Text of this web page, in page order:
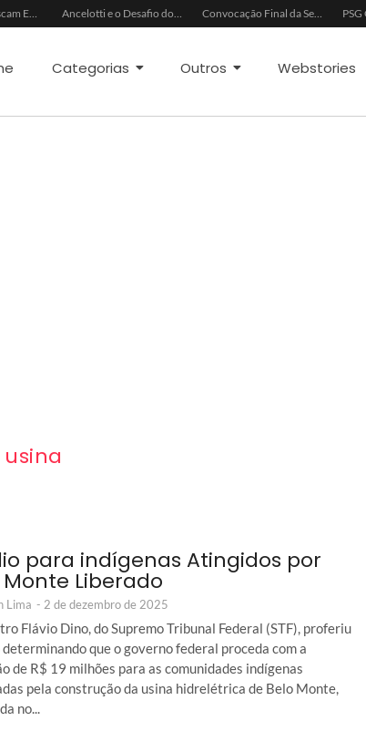
China e EUA Buscam Expansão do Comércio Agrícola Ancelotti e o Desafio dos Goleiros na Seleção Convocação Final da Seleção Brasileira para a Copa do Mundo 2026
Categorias Outros Webstories
usina
para indígenas Atingidos por
Monte Liberado
Lima - 2 de dezembro de 2025
Flávio Dino, do Supremo Tribunal Federal (STF), proferiu
que o governo federal proceda com a
de R$ 19 milhões para as comunidades indígenas
pela construção da usina hidrelétrica de Belo Monte,
no...